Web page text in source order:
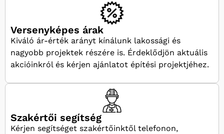
Versenyképes árak
Kiváló ár-érték arányt kínálunk lakossági és
nagyobb projektek részére is. Érdeklődjön aktuális
akcióinkról és kérjen ajánlatot építési projektjéhez.
Szakértői segítség
Kérjen segítséget szakértőinktől telefonon,